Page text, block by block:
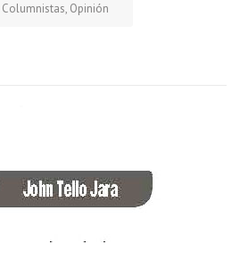
Columnistas, Opinión